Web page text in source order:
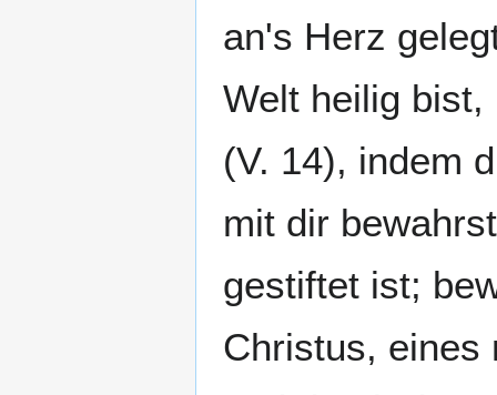
an's Herz
Welt heilig
(V. 14), indem
mit dir
gestiftet ist;
Christus, eines